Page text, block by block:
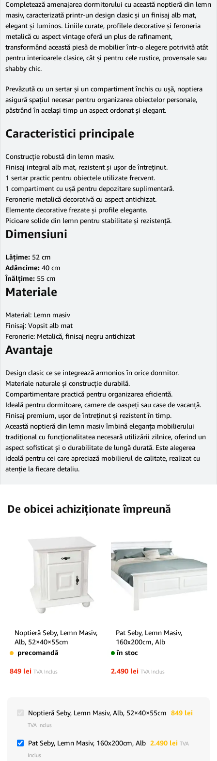
Completează amenajarea dormitorului cu această noptieră din lemn
masiv, caracterizată printr-un design clasic și un finisaj alb mat,
elegant și luminos. Liniile curate, profilele decorative și feroneria
metalică cu aspect vintage oferă un plus de rafinament,
transformând această piesă de mobilier într-o alegere potrivită atât
pentru interioarele clasice, cât și pentru cele rustice, provensale sau
shabby chic.
Prevăzută cu un sertar și un compartiment închis cu ușă, noptiera
asigură spațiul necesar pentru organizarea obiectelor personale,
păstrând în același timp un aspect ordonat și elegant.
Caracteristici principale
Construcție robustă din lemn masiv.
Finisaj integral alb mat, rezistent și ușor de întreținut.
1 sertar practic pentru obiectele utilizate frecvent.
1 compartiment cu ușă pentru depozitare suplimentară.
Feronerie metalică decorativă cu aspect antichizat.
Elemente decorative frezate și profile elegante.
Picioare solide din lemn pentru stabilitate și rezistență.
Dimensiuni
Lățime: 52 cm
Adâncime: 40 cm
Înălțime: 55 cm
Materiale
Material: Lemn masiv
Finisaj: Vopsit alb mat
Feronerie: Metalică, finisaj negru antichizat
Avantaje
Design clasic ce se integrează armonios în orice dormitor.
Materiale naturale și construcție durabilă.
Compartimentare practică pentru organizarea eficientă.
Ideală pentru dormitoare, camere de oaspeți sau case de vacanță.
Finisaj premium, ușor de întreținut și rezistent în timp.
Această noptieră din lemn masiv îmbină eleganța mobilierului
tradițional cu funcționalitatea necesară utilizării zilnice, oferind un
aspect sofisticat și o durabilitate de lungă durată. Este alegerea
ideală pentru cei care apreciază mobilierul de calitate, realizat cu
atenție la fiecare detaliu.
De obicei achiziționate împreună
Noptieră Seby, Lemn Masiv,
Alb, 52×40×55cm
precomandă
849 lei TVA Inclus
Pat Seby, Lemn Masiv,
160x200cm, Alb
în stoc
2.490 lei TVA Inclus
Noptieră Seby, Lemn Masiv, Alb, 52×40×55cm 849 lei
TVA Inclus
Pat Seby, Lemn Masiv, 160x200cm, Alb 2.490 lei TVA
Inclus